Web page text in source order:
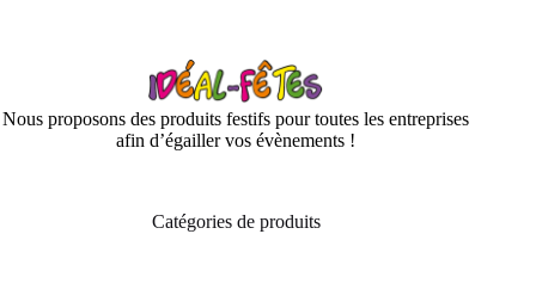
Nous proposons des produits festifs pour toutes les entreprises
afin d’égailler vos évènements !
Catégories de produits